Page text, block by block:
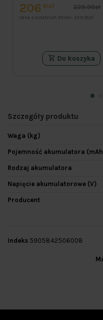
206 91zł 229.90zł
Cena z ostatnich 30 dni: 229.90zł
Do koszyka
Szczegóły produktu
Waga (kg)
Pojemność akumulatora
Rodzaj akumulatora
Napięcie akumulatorowe (V)
Producent
Indeks 5905842506008